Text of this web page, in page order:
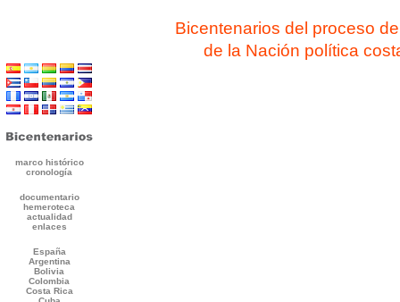
Bicentenarios del proceso
de la Nación política